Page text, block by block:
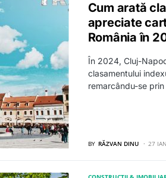
Cum arată
apreciate
România în
În 2024, Cluj-
clasamentului
remarcându-se
BY RĂZVAN DINU 27